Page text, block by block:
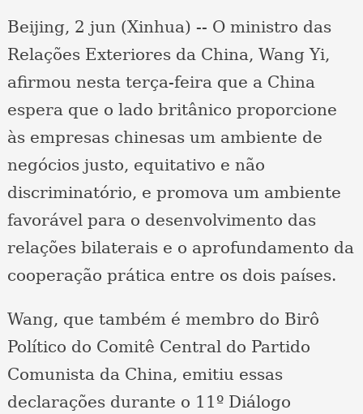
Beijing, 2 jun (Xinhua) -- O ministro das
Relações Exteriores da China, Wang Yi,
afirmou nesta terça-feira que a China
espera que o lado britânico proporcione
às empresas chinesas um ambiente de
negócios justo, equitativo e não
discriminatório, e promova um ambiente
favorável para o desenvolvimento das
relações bilaterais e o aprofundamento da
cooperação prática entre os dois países.
Wang, que também é membro do Birô
Político do Comitê Central do Partido
Comunista da China, emitiu essas
declarações durante o 11º Diálogo